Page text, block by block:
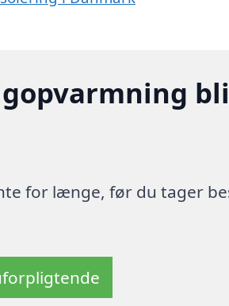
for længe, før du tager